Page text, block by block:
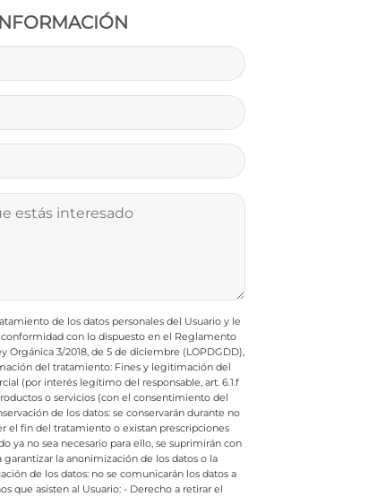
de los datos personales del Usuario y le
con lo dispuesto en el Reglamento
Orgánica 3/2018, de 5 de diciembre (LOPDGDD),
del tratamiento: Fines y legitimación del
(por interés legítimo del responsable, art. 6.1.f
o servicios (con el consentimiento del
de los datos: se conservarán durante no
el fin del tratamiento o existan prescripciones
ya no sea necesario para ello, se suprimirán con
la anonimización de los datos o la
de los datos: no se comunicarán los datos a
que asisten al Usuario:- Derecho a retirar el